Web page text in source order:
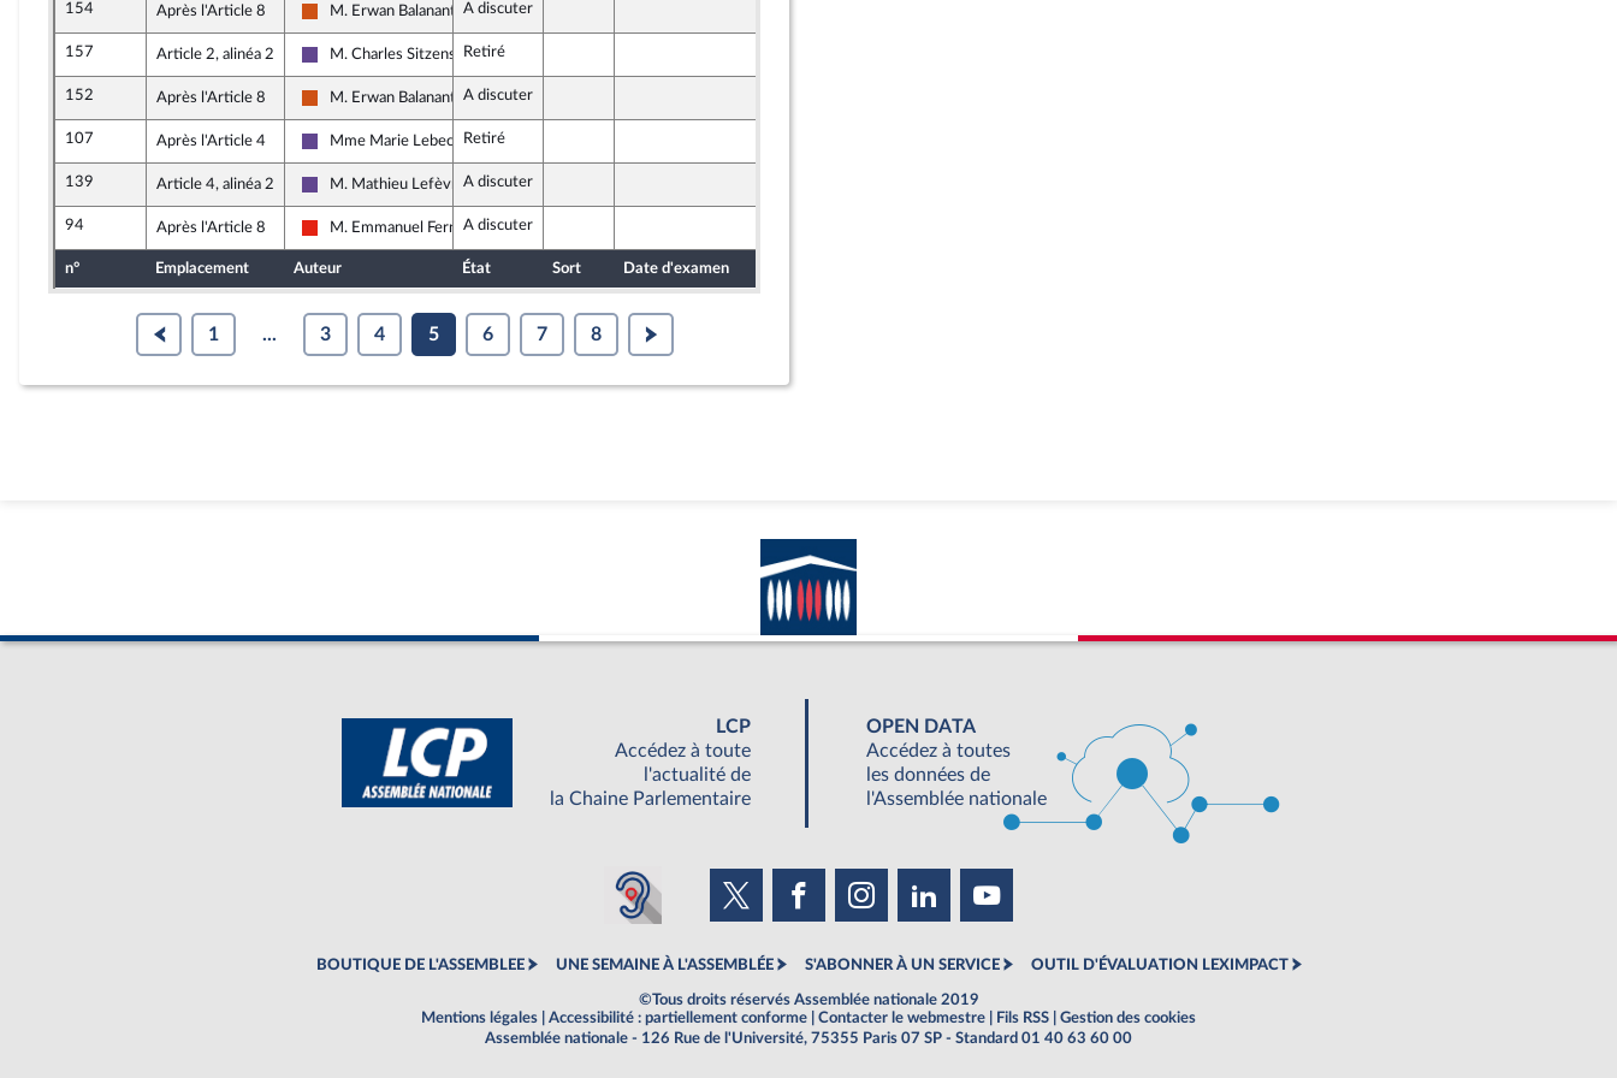
154 Après l'Article 8
Démocrate (MoDem et Indépendants)
M. Erwan Balanant A discuter
157 Article 2, alinéa 2
Renaissance
M. Charles SitzenstuhlRetiré
152 Après l'Article 8
Démocrate (MoDem et Indépendants)
M. Erwan Balanant A discuter
107 Après l'Article 4
Renaissance
Mme Marie Lebec Retiré
139 Article 4, alinéa 2
Renaissance
M. Mathieu LefèvreA discuter
94 Après l'Article 8
La France insoumise - Nouvelle Union Populaire écologique et sociale
M. Emmanuel FernandesA discuter
n° Emplacement Auteur État Sort Date d'examen
1 ... 3 4 5 6 7 8
LCP
Accédez à toute
l'actualité de
la Chaine Parlementaire
OPEN DATA
Accédez à toutes
les données de
l'Assemblée nationale
BOUTIQUE DE L'ASSEMBLEE UNE SEMAINE À L'ASSEMBLÉE S'ABONNER À UN SERVICE OUTIL D'ÉVALUATION LEXIMPACT
©Tous droits réservés Assemblée nationale 2019
Mentions légales
Accessibilité : partiellement conforme Contacter le webmestre Fils RSS
Gestion des cookies
Assemblée nationale - 126 Rue de l'Université, 75355 Paris 07 SP - Standard 01 40 63 60 00